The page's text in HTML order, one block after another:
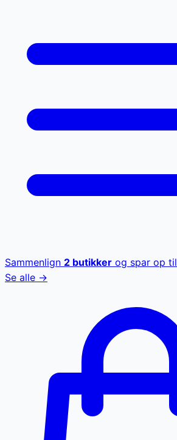
Sammenlign 2 butikker og spar op til
Se alle →